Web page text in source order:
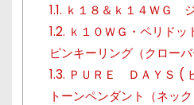
1.1. ｋ１８＆ｋ１４ＷＧ
1.2. ｋ１０ＷＧ・ペリド
ピンキーリング（クローバ
1.3. ＰＵＲＥ ＤＡＹＳ (
トーンペンダント（ネッ